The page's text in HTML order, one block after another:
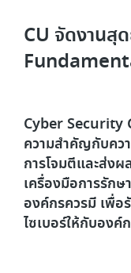
CU จัดงานสุ
Cyber Security
ความสำคัญกับคว
การโจมตีและส่ง
เครื่องมือการรัก
องค์กรควรมี เพื่
ไซเบอร์ให้กับองค์